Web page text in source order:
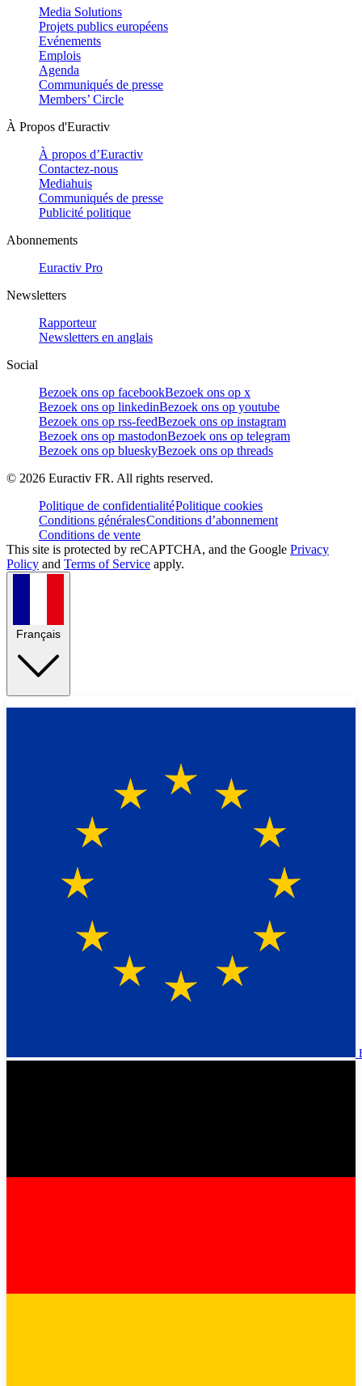
Media Solutions
Projets publics européens
Evénements
Emplois
Agenda
Communiqués de presse
Members’ Circle
À Propos d'Euractiv
À propos d’Euractiv
Contactez-nous
Mediahuis
Communiqués de presse
Publicité politique
Abonnements
Euractiv Pro
Newsletters
Rapporteur
Newsletters en anglais
Social
Bezoek ons op facebookBezoek ons op x
Bezoek ons op linkedinBezoek ons op youtube
Bezoek ons op rss-feedBezoek ons op instagram
Bezoek ons op mastodonBezoek ons op telegram
Bezoek ons op blueskyBezoek ons op threads
© 2026 Euractiv FR. All rights reserved.
Politique de confidentialitéPolitique cookies
Conditions généralesConditions d’abonnement
Conditions de vente
This site is protected by reCAPTCHA, and the Google Privacy
Policy and Terms of Service apply.
Français